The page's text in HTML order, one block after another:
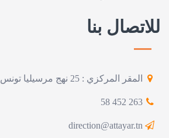
للاتصال بنا
المقر المركزي : 25 نهج مرسيليا تونس
263 452 58
direction@attayar.tn